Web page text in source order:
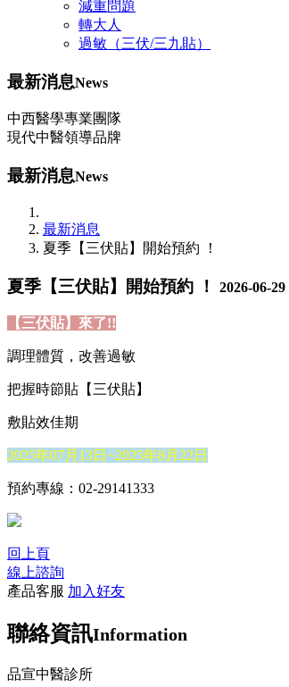
減重問題
轉大人
過敏（三伏/三九貼）
最新消息News
中西醫學專業團隊
現代中醫領導品牌
最新消息News
最新消息
夏季【三伏貼】開始預約 ！
夏季【三伏貼】開始預約 ！ 2026-06-29
【三伏貼】來了!!
調理體質，改善過敏
把握時節貼【三伏貼】
敷貼效佳期
2025年07月13日~2025年8月22日
預約專線：02-29141333
回上頁
線上諮詢
產品客服 加入好友
聯絡資訊Information
品宣中醫診所